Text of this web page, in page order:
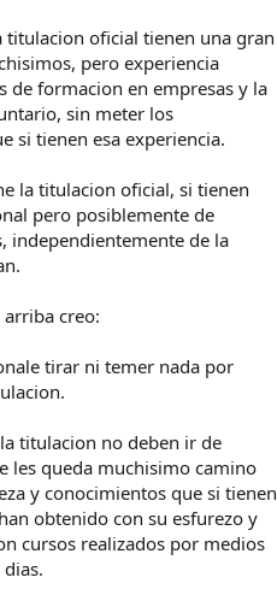
titulacion oficial tienen una gran
pero experiencia
de formacion en empresas y la
sin meter los
si tienen esa experiencia.
la titulacion oficial, si tienen
pero posiblemente de
independientemente de la
creo:
tirar ni temer nada por
titulacion no deben ir de
les queda muchisimo camino
y conocimientos que si tienen
obtenido con su esfurezo y
cursos realizados por medios